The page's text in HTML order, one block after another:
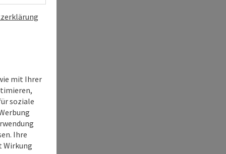
mit Ihrer
soziale
Ihre
Wirkung